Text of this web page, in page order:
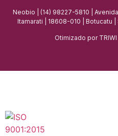
Neobio | (14) 98227-5810 |
Itamarati | 18608-010 | Botucatu
Otimizado por TRIWI